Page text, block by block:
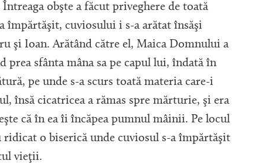
obşte a făcut priveghere de toată
împărtăşit, cuviosului i s-a arătat însăşi
şi Ioan. Arătând către el, Maica Domnului a
prea sfânta mâna sa pe capul lui, îndată în
pe unde s-a scurs toată materia care-i
însă cicatricea a rămas spre mărturie, şi era
că în ea îi încăpea pumnul mâinii. Pe locul
o biserică unde cuviosul s-a împărtăşit
vieţii.